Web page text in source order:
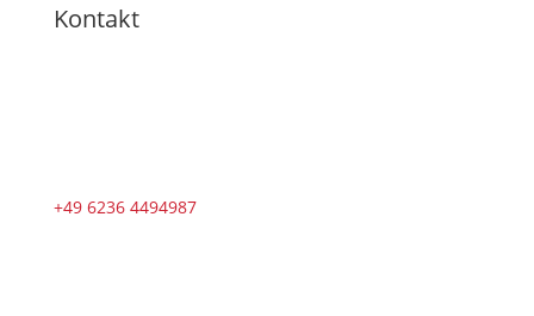
Kontakt
+49 6236 4494987